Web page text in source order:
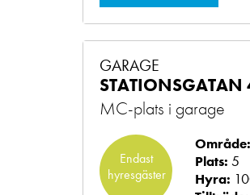
GARAGE
MC-plats i garage
Endast
hyresgäster
Område:
Plats: 5
Hyra: